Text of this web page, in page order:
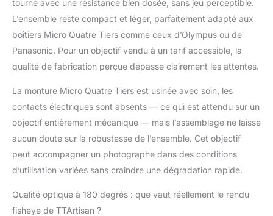
objectif soit conçu
pour les capteurs APS-
C, les utilisateurs plein
format peuvent
également l'utiliser
pour prendre des
circulaires. L'objectif
ultra grand angle vous
aide à capturer plus
L'objectif fisheye 7,5
mm f/2.0 de TTArtisan
offre un angle de vision
attraction visuelle
tourne avec une résistance bien dosée, sans jeu perceptible.
L’ensemble reste compact et léger, parfaitement adapté aux
boîtiers Micro Quatre Tiers comme ceux d’Olympus ou de
Panasonic. Pour un objectif vendu à un tarif accessible, la
qualité de fabrication perçue dépasse clairement les attentes.
La monture Micro Quatre Tiers est usinée avec soin, les
contacts électriques sont absents — ce qui est attendu sur un
objectif entièrement mécanique — mais l’assemblage ne laisse
aucun doute sur la robustesse de l’ensemble. Cet objectif
peut accompagner un photographe dans des conditions
d’utilisation variées sans craindre une dégradation rapide.
Qualité optique à 180 degrés : que vaut réellement le rendu
fisheye de TTArtisan ?